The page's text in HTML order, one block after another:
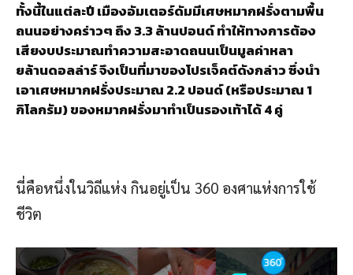
ทั้งนี้ในแต่ละปี เมืองอัมเตอร์ดัมมีเศษหมากฝรั่งตามพื้น
ถนนอย่างคร่าวๆ ถึง 3.3 ล้านปอนด์ ทำให้ทางการต้อง
เสียงบประมาณทำความสะอาดถนนเป็นมูลค่าหลา
ยล้านดอลล่าร์ จึงเป็นที่มาของโปรเจ็คต์ดังกล่าว ซึ่งนำ
เอาเศษหมากฝรั่งประมาณ 2.2 ปอนด์ (หรือประมาณ 1
กิโลกรัม) ของหมากฝรั่งมาทำเป็นรองเท้าได้ 4 คู่
นี่คือหนึ่งในวิถีแห่ง กินอยู่เป็น 360 องศาแห่งการใช้
ชีวิต